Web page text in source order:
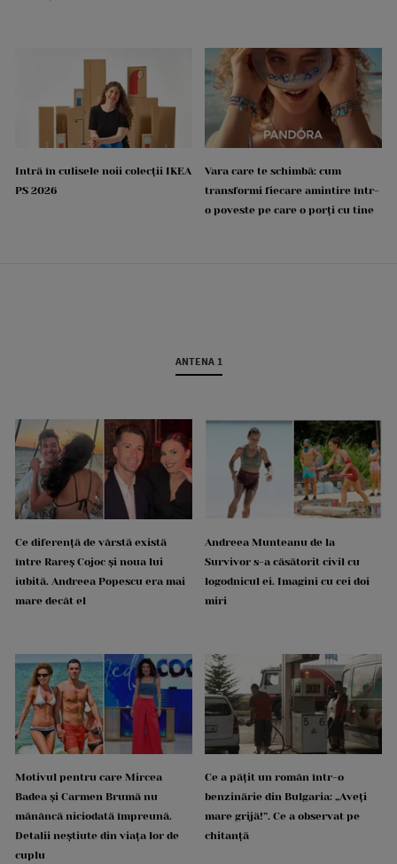
Intră în culisele noii colecții IKEA
PS 2026
Vara care te schimbă: cum
transformi fiecare amintire într-
o poveste pe care o porți cu tine
ANTENA 1
Ce diferență de vârstă există
între Rareș Cojoc și noua lui
iubită. Andreea Popescu era mai
mare decât el
Andreea Munteanu de la
Survivor s-a căsătorit civil cu
logodnicul ei. Imagini cu cei doi
miri
Motivul pentru care Mircea
Badea și Carmen Brumă nu
mănâncă niciodată împreună.
Detalii neștiute din viața lor de
cuplu
Ce a pățit un român într-o
benzinărie din Bulgaria: „Aveți
mare grijă!”. Ce a observat pe
chitanță